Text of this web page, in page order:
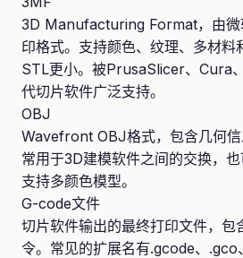
3D Manufacturing Format，由微
印格式。支持颜色、纹理、多材料
STL更小。被PrusaSlicer、Cura
代切片软件广泛支持。
OBJ
Wavefront OBJ格式，包含几何信
常用于3D建模软件之间的交换，也
支持多颜色模型。
G-code文件
切片软件输出的最终打印文件，包
令。常见的扩展名有.gcode、.gco